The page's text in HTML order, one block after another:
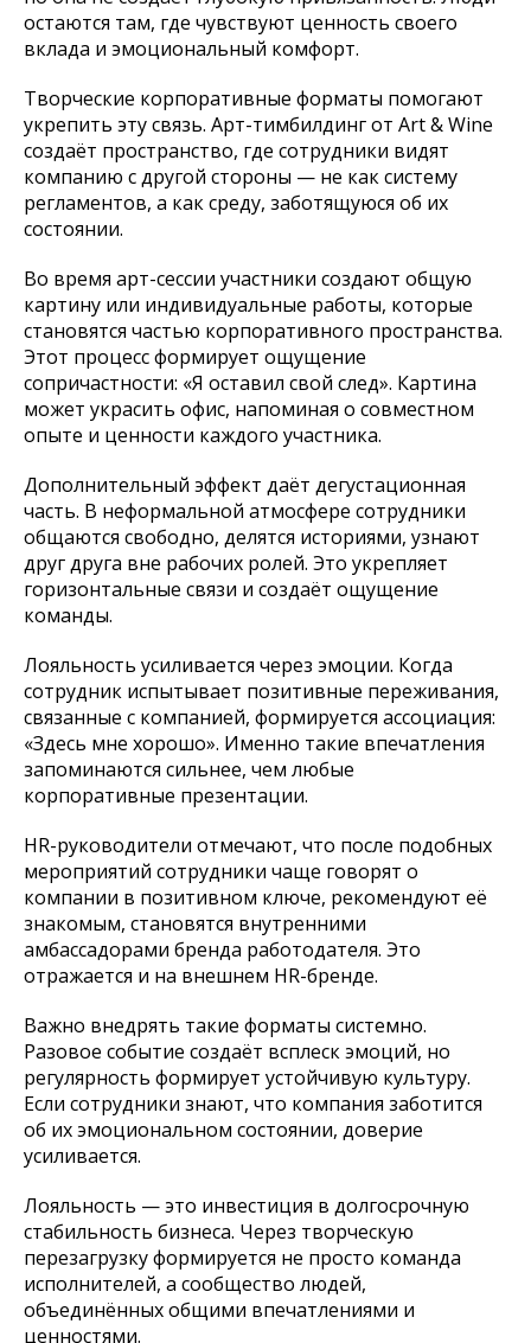
остаются там, где чувствуют ценность своего
вклада и эмоциональный комфорт.
Творческие корпоративные форматы помогают
укрепить эту связь. Арт-тимбилдинг от Art & Wine
создаёт пространство, где сотрудники видят
компанию с другой стороны — не как систему
регламентов, а как среду, заботящуюся об их
состоянии.
Во время арт-сессии участники создают общую
картину или индивидуальные работы, которые
становятся частью корпоративного пространства.
Этот процесс формирует ощущение
сопричастности: «Я оставил свой след». Картина
может украсить офис, напоминая о совместном
опыте и ценности каждого участника.
Дополнительный эффект даёт дегустационная
часть. В неформальной атмосфере сотрудники
общаются свободно, делятся историями, узнают
друг друга вне рабочих ролей. Это укрепляет
горизонтальные связи и создаёт ощущение
команды.
Лояльность усиливается через эмоции. Когда
сотрудник испытывает позитивные переживания,
связанные с компанией, формируется ассоциация:
«Здесь мне хорошо». Именно такие впечатления
запоминаются сильнее, чем любые
корпоративные презентации.
HR-руководители отмечают, что после подобных
мероприятий сотрудники чаще говорят о
компании в позитивном ключе, рекомендуют её
знакомым, становятся внутренними
амбассадорами бренда работодателя. Это
отражается и на внешнем HR-бренде.
Важно внедрять такие форматы системно.
Разовое событие создаёт всплеск эмоций, но
регулярность формирует устойчивую культуру.
Если сотрудники знают, что компания заботится
об их эмоциональном состоянии, доверие
усиливается.
Лояльность — это инвестиция в долгосрочную
стабильность бизнеса. Через творческую
перезагрузку формируется не просто команда
исполнителей, а сообщество людей,
объединённых общими впечатлениями и
ценностями.